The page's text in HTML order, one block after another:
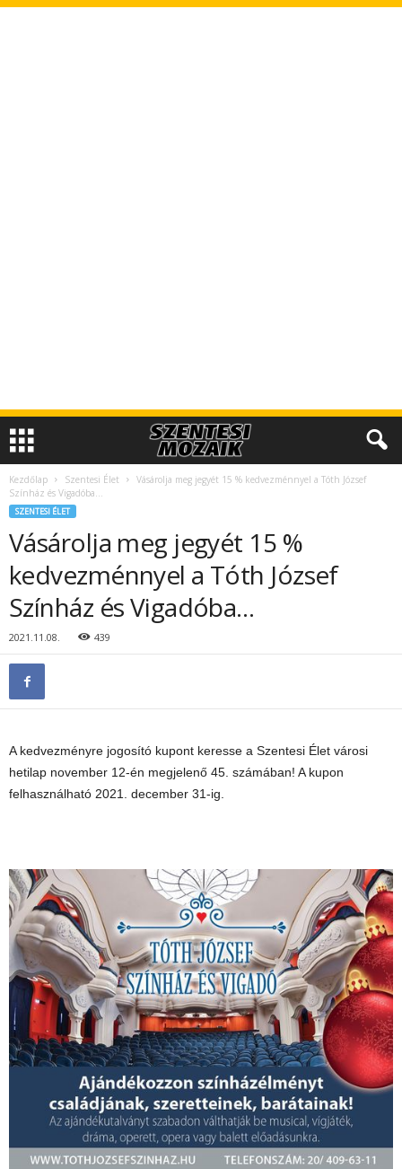
Kezdőlap Szentesi Élet
Vásárolja meg jegyét 15 % kedvezménnyel a Tóth József
Színház és Vigadóba…
SZENTESI ÉLET
Vásárolja meg jegyét 15 %
kedvezménnyel a Tóth József
Színház és Vigadóba…
2021.11.08. 439
A kedvezményre jogosító kupont keresse a Szentesi Élet városi
hetilap november 12-én megjelenő 45. számában! A kupon
felhasználható 2021. december 31-ig.